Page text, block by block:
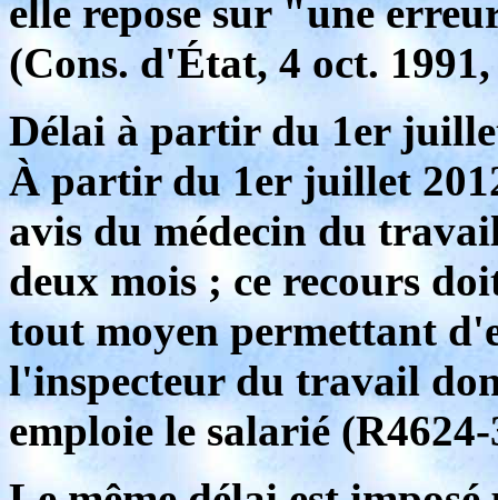
elle repose sur "une
(Cons. d'État, 4 oct. 1991,
Délai à partir du 1er
À partir du 1er juillet
avis du médecin du
deux mois ; ce recours
tout moyen permettant
l'inspecteur du travail
emploie le salarié